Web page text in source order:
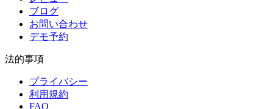
ブログ
お問い合わせ
デモ予約
法的事項
プライバシー
利用規約
FAQ